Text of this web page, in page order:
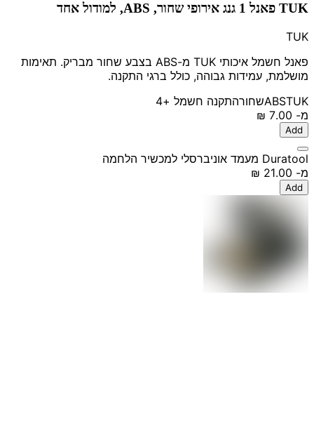
TUK פאנל 1 גנג אירופי שחור, ABS, למודול אחד
TUK
פאנל חשמל איכותי TUK מ-ABS בצבע שחור מבריק. תאימות
מושלמת, עמידות גבוהה, כולל ברגי התקנה.
ABSTUK שחורהתקנה חשמל +4
מ-
Add
Duratool מעמד אוניברסלי למכשיר הלחמה
מ-
Add